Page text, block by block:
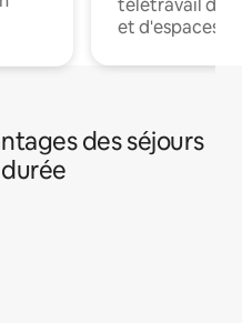
télétravail
et d'espaces
des séjours